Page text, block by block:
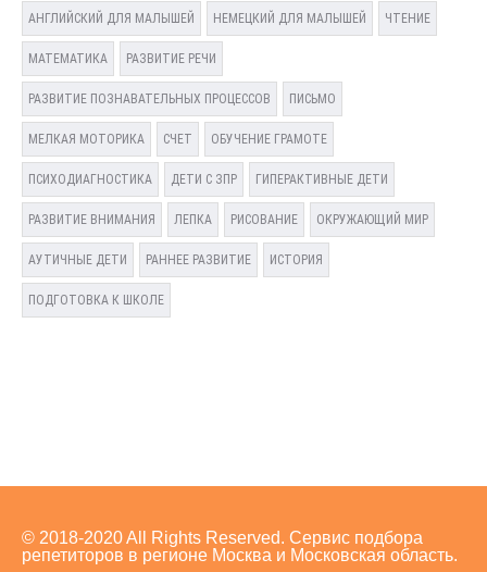
АНГЛИЙСКИЙ ДЛЯ МАЛЫШЕЙ НЕМЕЦКИЙ ДЛЯ МАЛЫШЕЙ ЧТЕНИЕ
МАТЕМАТИКА РАЗВИТИЕ РЕЧИ
РАЗВИТИЕ ПОЗНАВАТЕЛЬНЫХ ПРОЦЕССОВ ПИСЬМО
МЕЛКАЯ МОТОРИКА СЧЕТ ОБУЧЕНИЕ ГРАМОТЕ
ПСИХОДИАГНОСТИКА ДЕТИ С ЗПР ГИПЕРАКТИВНЫЕ ДЕТИ
РАЗВИТИЕ ВНИМАНИЯ ЛЕПКА РИСОВАНИЕ ОКРУЖАЮЩИЙ МИР
АУТИЧНЫЕ ДЕТИ РАННЕЕ РАЗВИТИЕ ИСТОРИЯ
ПОДГОТОВКА К ШКОЛЕ
© 2018-2020 All Rights Reserved. Сервис подбора
репетиторов в регионе Москва и Московская область.